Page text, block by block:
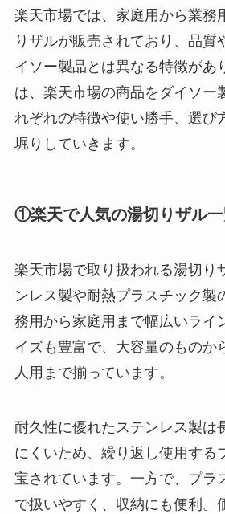
楽天市場では、家庭用から業務
りザルが販売されており、品質
イソー製品とは異なる特徴があ
は、楽天市場の商品をダイソー
れぞれの特徴や使い勝手、選び
堀りしていきます。
①楽天で人気の湯切りザル
楽天市場で取り扱われる湯切り
ンレス製や耐熱プラスチック製
務用から家庭用まで幅広いライ
イズも豊富で、大容量のものか
人用まで揃っています。
耐久性に優れたステンレス製は
にくいため、繰り返し使用する
宝されています。一方で、プラ
で扱いやすく、収納にも便利。